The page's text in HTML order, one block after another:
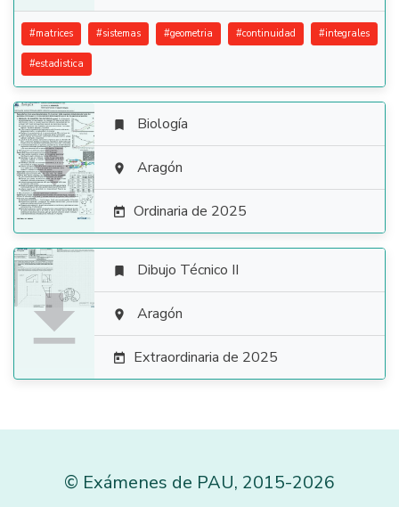
#matrices #sistemas #geometria #continuidad #integrales
#estadistica

 Biología
 Aragón
 Ordinaria de 2025

 Dibujo Técnico II
 Aragón
 Extraordinaria de 2025
© Exámenes de PAU, 2015-2026